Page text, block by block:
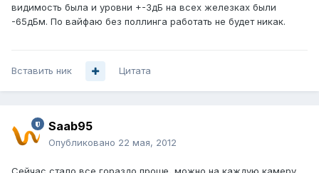
видимость была и уровни +-3дБ на всех железках были
-65дБм. По вайфаю без поллинга работать не будет никак.
Вставить ник Цитата
Saab95
Опубликовано 22 мая, 2012